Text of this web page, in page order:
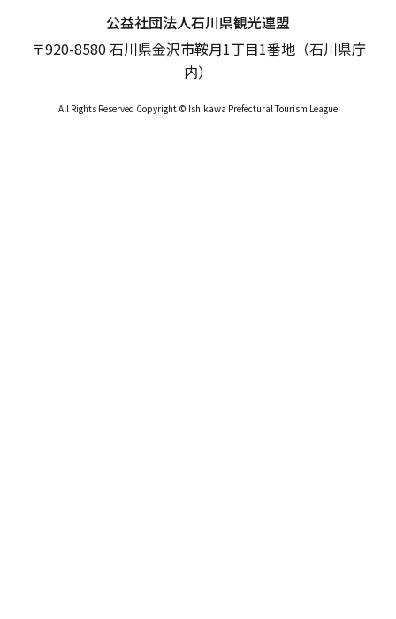
公益社団法人石川県観光連盟
〒920-8580 石川県金沢市鞍月1丁目1番地（石川県庁
内）
All Rights Reserved Copyright © Ishikawa Prefectural Tourism League